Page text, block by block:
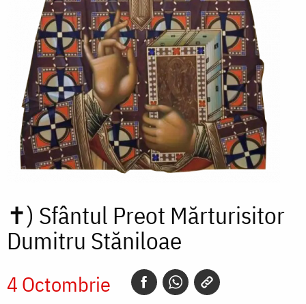
✝) Sfântul Preot Mărturisitor
Dumitru Stăniloae
4 Octombrie